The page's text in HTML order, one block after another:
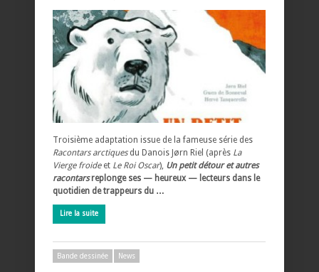
Troisième adaptation issue de la fameuse série des
Racontars arctiquesdu Danois Jørn Riel (après La
Vierge froideet Le Roi Oscar), Un petit détour et autres
racontarsreplonge ses — heureux — lecteurs dans le
quotidien de trappeurs du …
Lire la suite
Bande dessinée News